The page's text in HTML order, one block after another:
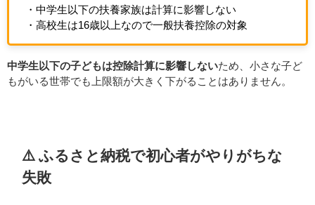
・中学生以下の扶養家族は計算に影響しない
・高校生は16歳以上なので一般扶養控除の対象
中学生以下の子どもは控除計算に影響しないため、小さな子ど
もがいる世帯でも上限額が大きく下がることはありません。
⚠️ ふるさと納税で初心者がやりがちな
失敗